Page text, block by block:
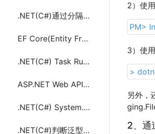
.NET(C#)通过分隔符列表(list)合并连接两个字符串列表(list)的方法
EF Core(Entity Framework Core)中实例化创建DatabaseContext方法及代码
.NET(C#) Task RunSynchronously()和Start()的使用与区别
ASP.NET Web API 文件上传文件下载以及图片查看(支持FTP)
.NET(C#) System.Linq中实现多列group by(分组)的示例代码
.NET(C#)判断泛型类型(List<>)和泛型接口(IEnumerable<>)的继承关系代码
2）使
PM>
3）使
>
另外，
2、通